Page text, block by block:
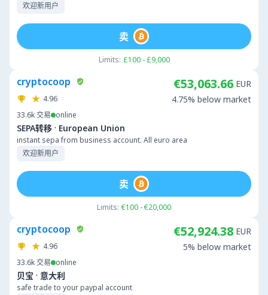
欢迎新用户
Limits: £100 - £9,000
卖
cryptocoop
4.96
33.6k交易 online
SEPA转移 · European Union
instant sepa from business account. All euro area
欢迎新用户
€53,063.66 EUR
4.75% below market
Limits: €100 - €20,000
卖
cryptocoop
4.96
33.6k交易 online
贝宝 · 意大利
safe trade to your paypal account
€52,924.38 EUR
5% below market